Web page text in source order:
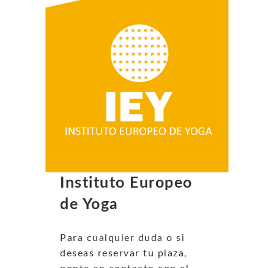
Instituto Europeo
de Yoga
Para cualquier duda o si
deseas reservar tu plaza,